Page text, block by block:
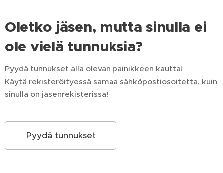
Oletko jäsen, mutta sinulla ei
ole vielä tunnuksia?
Pyydä tunnukset alla olevan painikkeen kautta!
Käytä rekisteröityessä samaa sähköpostiosoitetta, kuin
sinulla on jäsenrekisterissä!
Pyydä tunnukset